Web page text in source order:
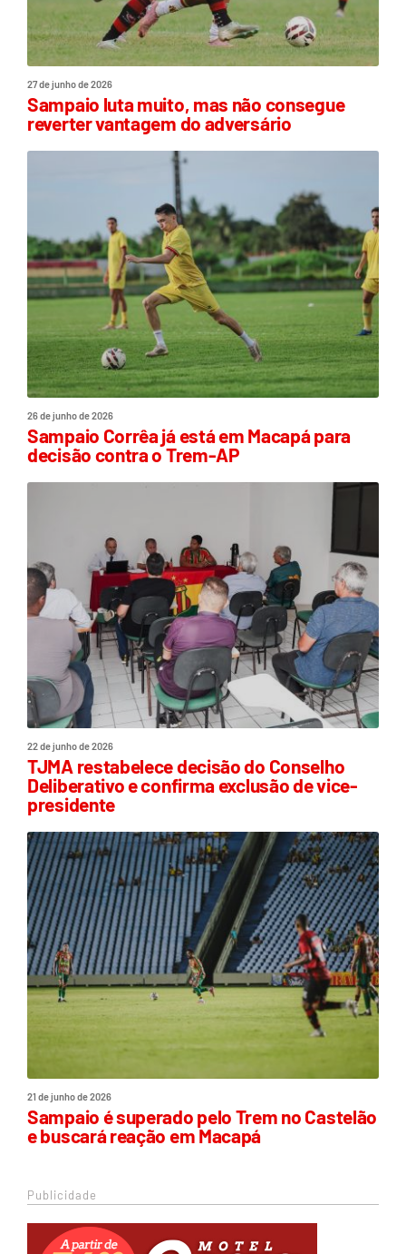
27 de junho de 2026
Sampaio luta muito, mas não consegue
reverter vantagem do adversário
26 de junho de 2026
Sampaio Corrêa já está em Macapá para
decisão contra o Trem-AP
22 de junho de 2026
TJMA restabelece decisão do Conselho
Deliberativo e confirma exclusão de vice-
presidente
21 de junho de 2026
Sampaio é superado pelo Trem no Castelão
e buscará reação em Macapá
Publicidade